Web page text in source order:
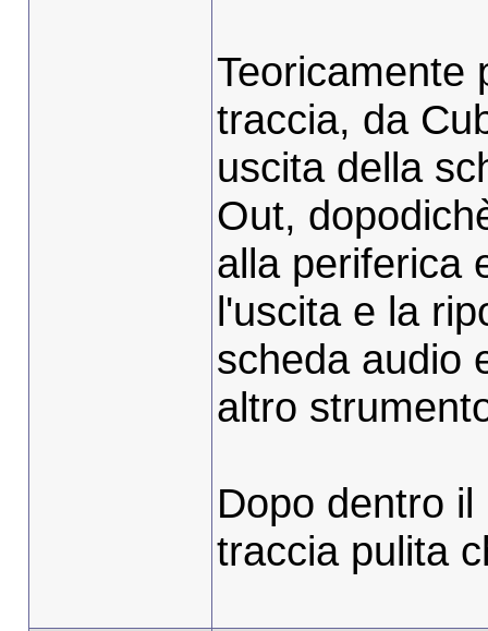
Teoricamente
traccia, da
uscita della
Out,
alla periferica
l'uscita e la
scheda audio
altro
Dopo dentro
traccia pulita